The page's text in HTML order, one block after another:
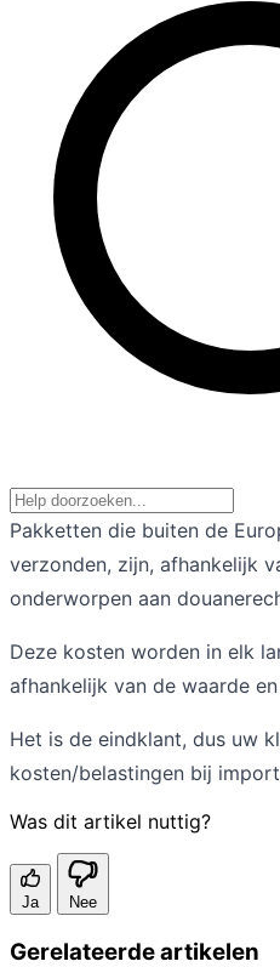
Pakketten die buiten de
verzonden, zijn, afhankelijk
onderworpen aan
Deze kosten worden in elk
afhankelijk van de waarde
Het is de eindklant, dus uw
kosten/belastingen bij
Was dit artikel nuttig?
Ja Nee
Gerelateerde artikelen